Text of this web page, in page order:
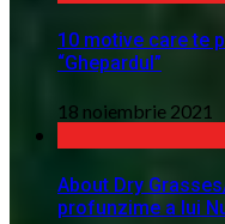
10 motive care te
“Ghepardul”
18 noiembrie 2021
About Dry
profunzime a lui